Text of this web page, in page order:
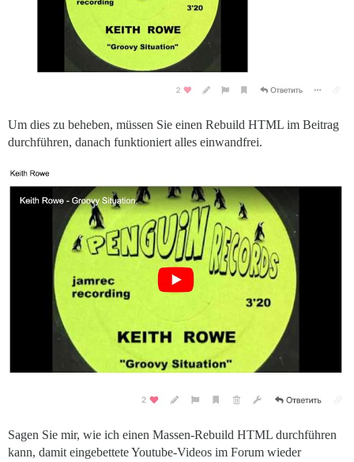
Um dies zu beheben, müssen Sie einen Rebuild HTML im Beitrag
durchführen, danach funktioniert alles einwandfrei.
Sagen Sie mir, wie ich einen Massen-Rebuild HTML durchführen
kann, damit eingebettete Youtube-Videos im Forum wieder